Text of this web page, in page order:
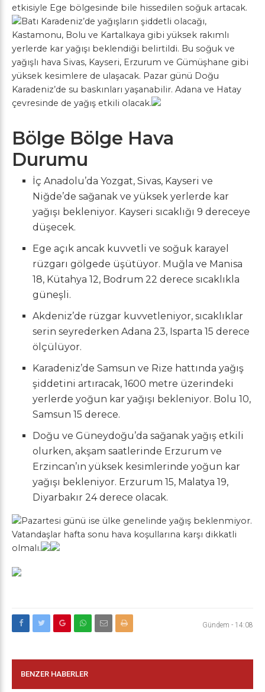
etkisiyle Ege bölgesinde bile hissedilen soğuk artacak.
Batı Karadeniz’de yağışların şiddetli olacağı,
Kastamonu, Bolu ve Kartalkaya gibi yüksek rakımlı
yerlerde kar yağışı beklendiği belirtildi. Bu soğuk ve
yağışlı hava Sivas, Kayseri, Erzurum ve Gümüşhane gibi
yüksek kesimlere de ulaşacak. Pazar günü Doğu
Karadeniz’de su baskınları yaşanabilir. Adana ve Hatay
çevresinde de yağış etkili olacak.
Bölge Bölge Hava
Durumu
İç Anadolu’da Yozgat, Sivas, Kayseri ve
Niğde’de sağanak ve yüksek yerlerde kar
yağışı bekleniyor. Kayseri sıcaklığı 9 dereceye
düşecek.
Ege açık ancak kuvvetli ve soğuk karayel
rüzgarı gölgede üşütüyor. Muğla ve Manisa
18, Kütahya 12, Bodrum 22 derece sıcaklıkla
güneşli.
Akdeniz’de rüzgar kuvvetleniyor, sıcaklıklar
serin seyrederken Adana 23, Isparta 15 derece
ölçülüyor.
Karadeniz’de Samsun ve Rize hattında yağış
şiddetini artıracak, 1600 metre üzerindeki
yerlerde yoğun kar yağışı bekleniyor. Bolu 10,
Samsun 15 derece.
Doğu ve Güneydoğu’da sağanak yağış etkili
olurken, akşam saatlerinde Erzurum ve
Erzincan’ın yüksek kesimlerinde yoğun kar
yağışı bekleniyor. Erzurum 15, Malatya 19,
Diyarbakır 24 derece olacak.
Pazartesi günü ise ülke genelinde yağış beklenmiyor.
Vatandaşlar hafta sonu hava koşullarına karşı dikkatli
olmalı.
Gündem - 14:08
BENZER HABERLER